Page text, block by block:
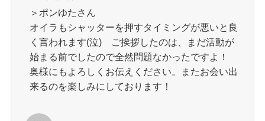
＞ポンゆたさん
オイラもシャッターを押すタイミングが悪いと良
く言われます(泣) ご挨拶したのは、まだ活動が
始まる前でしたので全然問題なかったですよ！
奥様にもよろしくお伝えください。またお会い出
来るのを楽しみにしております！